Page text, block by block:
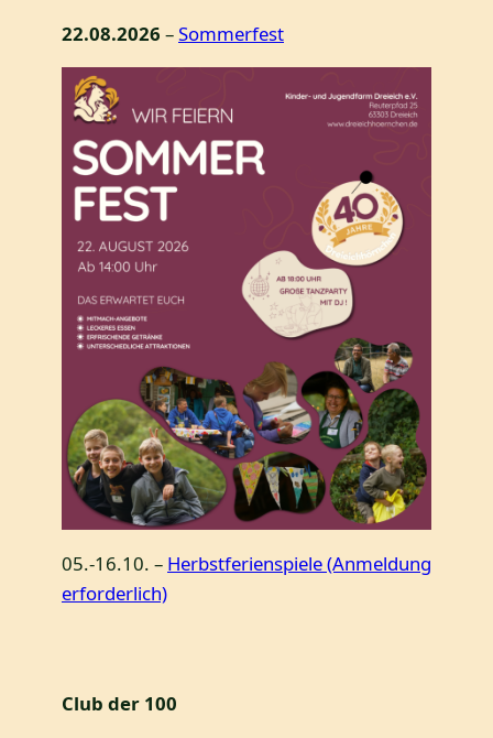
22.08.2026 –Sommerfest
05.-16.10. – Herbstferienspiele (Anmeldung
erforderlich)
Club der 100